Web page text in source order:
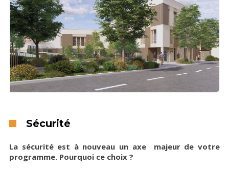
Sécurité
La sécurité est à nouveau un axe majeur de votre
programme. Pourquoi ce choix ?